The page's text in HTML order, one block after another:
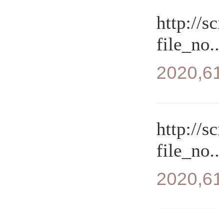
http://
http://